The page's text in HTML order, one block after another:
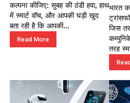
कल्पना कीजिए: सुबह की ठंडी हवा, हाथ
में स्मार्ट वॉच, और आपकी घड़ी खुद
बता रही है कि आपकी...
Read More
भारत
जिस
तरह